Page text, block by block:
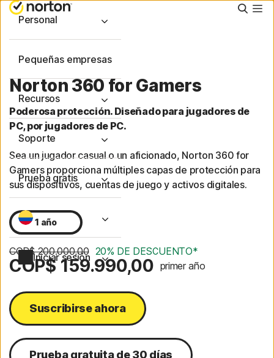
Personal
Pequeñas empresas
Recursos
Soporte
Prueba gratis
Iniciar sesión
Norton 360 for Gamers
Poderosa protección. Diseñado para jugadores de
PC, por jugadores de PC.
Sea un jugador casual o un aficionado, Norton 360 for
Gamers proporciona múltiples capas de protección para
sus dispositivos, cuentas de juego y activos digitales.
1 año
COP$ 200.000,00 20% DE DESCUENTO*
COP$ 159.990,00 primer año
Suscribirse ahora
Prueba gratuita de 30 días